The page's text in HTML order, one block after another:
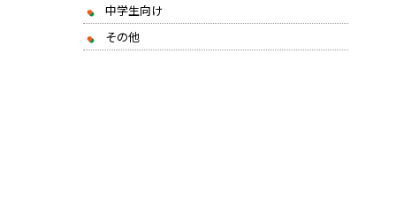
中学生向け
その他